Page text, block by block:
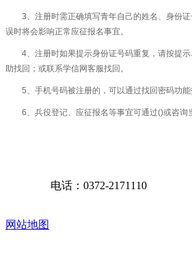
3、注册时需正确填写青年自己的姓名、身份
误时将会影响正常应征报名事宜。
4、注册时如果提示身份证号码重复，请按提
助找回；或联系学信网客服找回。
5、手机号码被注册的，可以通过找回密码功
6、兵役登记、应征报名等事宜可通过()或咨询
电话：0372-2171110
网站地图